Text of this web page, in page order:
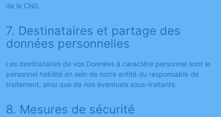
de la CNIL.
7. Destinataires et partage des
données personnelles
Les destinataires de vos Données à caractère personnel sont le
personnel habilité en sein de notre entité du responsable de
traitement, ainsi que de nos éventuels sous-traitants.
8. Mesures de sécurité